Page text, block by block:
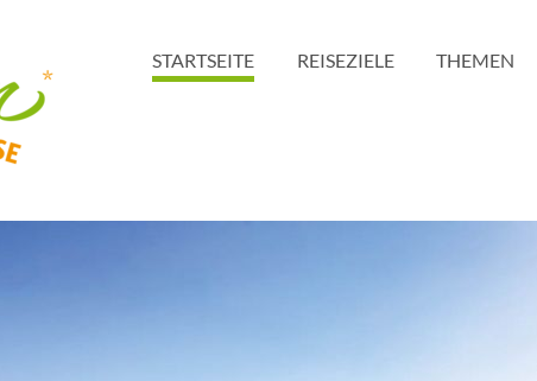
STARTSEITE REISEZIELE THEMEN